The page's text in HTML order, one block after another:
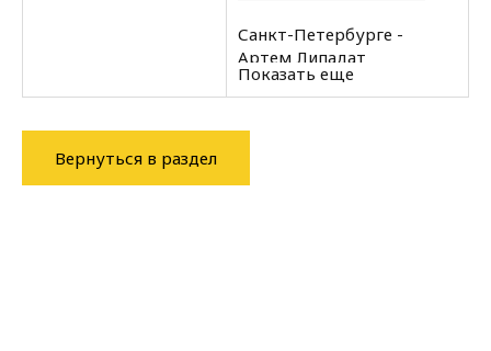
Санкт-Петербурге -
Артем Липадат
Телефон:+7 (812) 602-35-
00
Отправить сообщение
Показать еще
Вернуться в раздел